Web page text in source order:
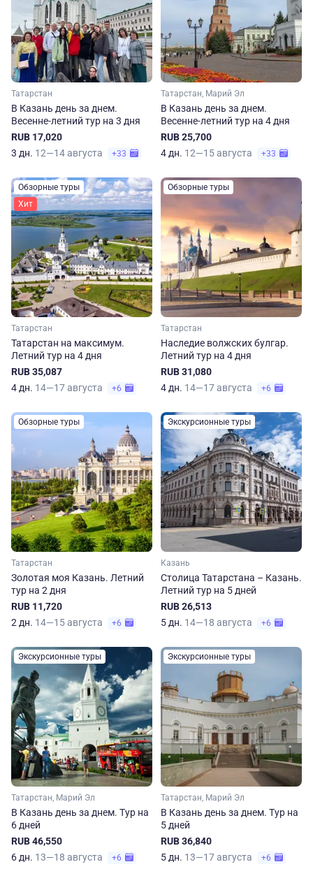
Татарстан
В Казань день за днем.
Весенне-летний тур на 3 дня
RUB 17,020
3 дн. 12—14 августа +33
Татарстан, Марий Эл
В Казань день за днем.
Весенне-летний тур на 4 дня
RUB 25,700
4 дн. 12—15 августа +33
Обзорные туры
Хит
Татарстан
Татарстан на максимум.
Летний тур на 4 дня
RUB 35,087
4 дн. 14—17 августа +6
Обзорные туры
Татарстан
Наследие волжских булгар.
Летний тур на 4 дня
RUB 31,080
4 дн. 14—17 августа +6
Обзорные туры
Татарстан
Золотая моя Казань. Летний
тур на 2 дня
RUB 11,720
2 дн. 14—15 августа +6
Экскурсионные туры
Казань
Столица Татарстана – Казань.
Летний тур на 5 дней
RUB 26,513
5 дн. 14—18 августа +6
Экскурсионные туры
Татарстан, Марий Эл
В Казань день за днем. Тур на
6 дней
RUB 46,550
6 дн. 13—18 августа +6
Экскурсионные туры
Татарстан, Марий Эл
В Казань день за днем. Тур на
5 дней
RUB 36,840
5 дн. 13—17 августа +6